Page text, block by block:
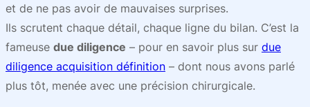
et de ne pas avoir de mauvaises surprises.
Ils scrutent chaque détail, chaque ligne du bilan. C’est la
fameuse due diligence – pour en savoir plus sur due
diligence acquisition définition – dont nous avons parlé
plus tôt, menée avec une précision chirurgicale.